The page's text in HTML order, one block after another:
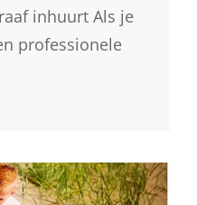
inhuurt Als je
professionele